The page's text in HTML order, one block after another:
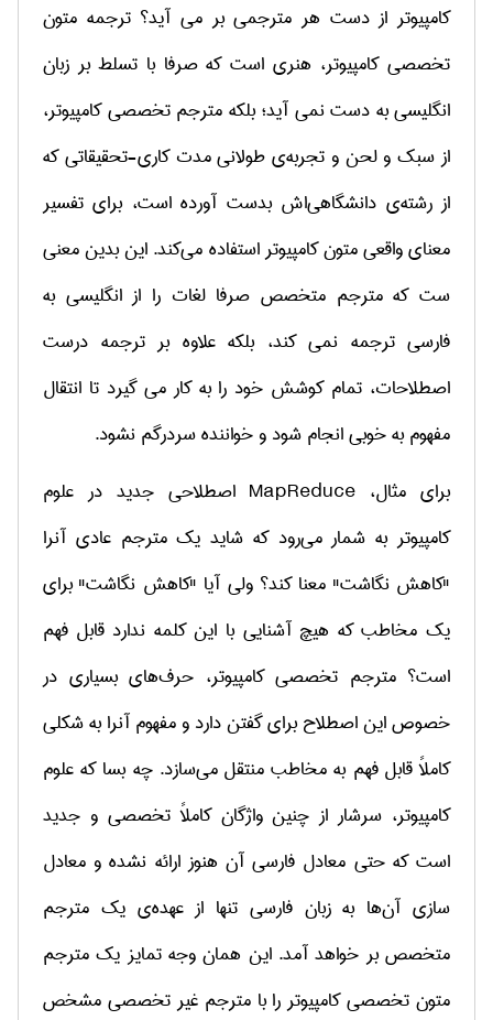
کامپیوتر از دست هر مترجمی بر می آید؟ ترجمه متون
تخصصی کامپیوتر، هنری است که صرفا با تسلط بر زبان
انگلیسی به دست نمی آید؛ بلکه مترجم تخصصی کامپیوتر،
از سبک و لحن و تجربه‌ی طولانی مدت کاری-تحقیقاتی که
از رشته‌ی دانشگاهی‌اش بدست آورده است، برای تفسیر
معنای واقعی متون کامپیوتر استفاده می‌کند. این بدین معنی
ست که مترجم متخصص صرفا لغات را از انگلیسی به
فارسی ترجمه نمی کند، بلکه علاوه بر ترجمه درست
اصطلاحات، تمام کوشش خود را به کار می گیرد تا انتقال
مفهوم به خوبی انجام شود و خواننده سردرگم نشود.
برای مثال، MapReduce اصطلاحی جدید در علوم
کامپیوتر به شمار می‌رود که شاید یک مترجم عادی آنرا
"کاهش نگاشت" معنا کند؟ ولی آیا "کاهش نگاشت" برای
یک مخاطب که هیچ آشنایی با این کلمه ندارد قابل فهم
است؟ مترجم تخصصی کامپیوتر، حرف‌های بسیاری در
خصوص این اصطلاح برای گفتن دارد و مفهوم آنرا به شکلی
کاملاً قابل فهم به مخاطب منتقل می‌سازد. چه بسا که علوم
کامپیوتر، سرشار از چنین واژگان کاملاً تخصصی و جدید
است که حتی معادل فارسی آن هنوز ارائه نشده و معادل
سازی آن‌ها به زبان فارسی تنها از عهده‌ی یک مترجم
متخصص بر خواهد آمد. این همان وجه تمایز یک مترجم
متون تخصصی کامپیوتر را با مترجم غیر تخصصی مشخص